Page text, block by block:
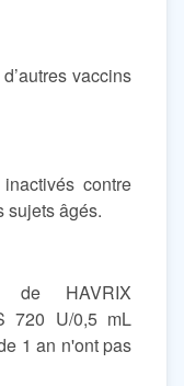
vaccins
contre
sujets âgés.
de HAVRIX
720 U/0,5 mL
1 an n'ont pas